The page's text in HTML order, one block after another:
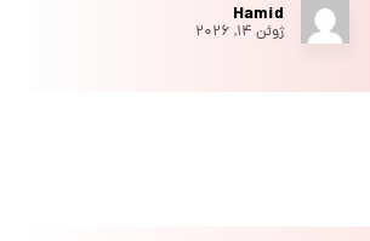
Hamid
ژوئن ۱۴, ۲۰۲۶